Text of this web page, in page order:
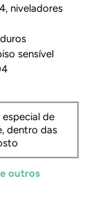
niveladores
sensível
de
dentro das
outros